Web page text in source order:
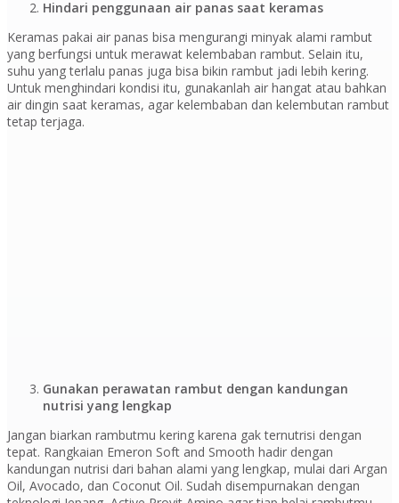
Hindari penggunaan air panas saat keramas
Keramas pakai air panas bisa mengurangi minyak alami rambut
yang berfungsi untuk merawat kelembaban rambut. Selain itu,
suhu yang terlalu panas juga bisa bikin rambut jadi lebih kering.
Untuk menghindari kondisi itu, gunakanlah air hangat atau bahkan
air dingin saat keramas, agar kelembaban dan kelembutan rambut
tetap terjaga.
Gunakan perawatan rambut dengan kandungan
nutrisi yang lengkap
Jangan biarkan rambutmu kering karena gak ternutrisi dengan
tepat. Rangkaian Emeron Soft and Smooth hadir dengan
kandungan nutrisi dari bahan alami yang lengkap, mulai dari Argan
Oil, Avocado, dan Coconut Oil. Sudah disempurnakan dengan